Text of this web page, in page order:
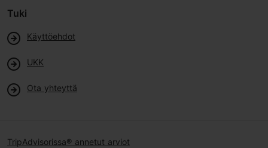
Tuki
Käyttöehdot
UKK
Ota yhteyttä
TripAdvisorissa® annetut arviot